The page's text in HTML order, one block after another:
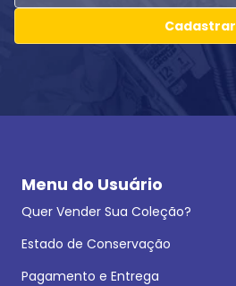
Cadastrar
Menu do Usuário
Quer Vender Sua Coleção?
Estado de Conservação
Pagamento e Entrega